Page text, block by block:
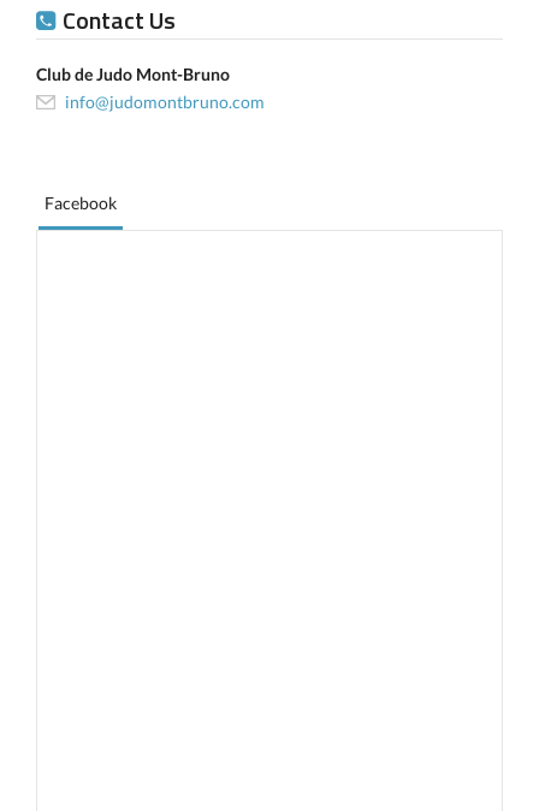
Contact Us
Club de Judo Mont-Bruno
info@judomontbruno.com
Facebook